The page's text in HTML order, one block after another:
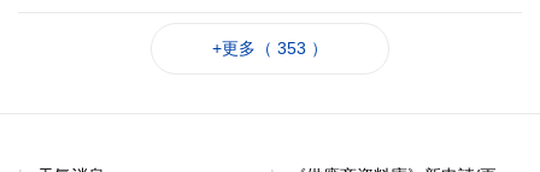
+更多（ 353 ）